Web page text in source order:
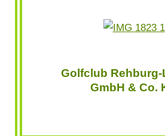
Golfclub
GmbH & Co.